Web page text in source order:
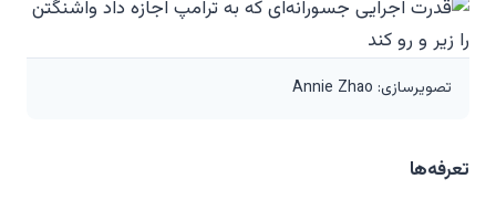
تصویرسازی: Annie Zhao
تعرفه‌ها